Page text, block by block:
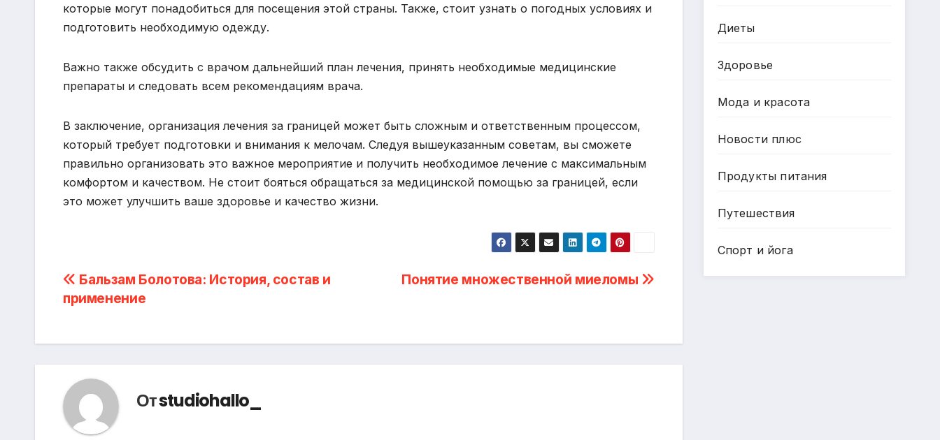
которые могут понадобиться для посещения этой страны. Также, стоит узнать о погодных условиях и
подготовить необходимую одежду.
Важно также обсудить с врачом дальнейший план лечения, принять необходимые медицинские
препараты и следовать всем рекомендациям врача.
В заключение, организация лечения за границей может быть сложным и ответственным процессом,
который требует подготовки и внимания к мелочам. Следуя вышеуказанным советам, вы сможете
правильно организовать это важное мероприятие и получить необходимое лечение с максимальным
комфортом и качеством. Не стоит бояться обращаться за медицинской помощью за границей, если
это может улучшить ваше здоровье и качество жизни.
Навигация
по
записям
Понятие множественной миеломы
Бальзам Болотова: История, состав и
применение
Отstudiohallo_
Диеты
Здоровье
Мода и красота
Новости плюс
Продукты питания
Путешествия
Спорт и йога